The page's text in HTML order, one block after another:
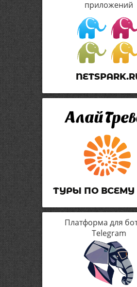
приложений
ТУРЫ ПО ВСЕМУ
Платформа для
Telegram